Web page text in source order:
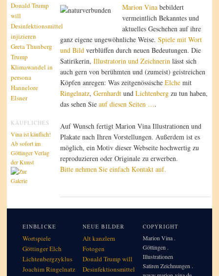
Marion Vinabebildert
vermeintlich Bekanntes und
aktuelles Geschehen auf ihre
ganz eigene ungewöhnliche Weise.Spiele mit Wort
und Bild verblüffen durch neuen Bedeutungen. Die
Satirikerin,Illustratorin und Zeichnerin lässt sich
auch gern von berühmten und (zumeist) geistreichen
Köpfen anregen: Was zeitgenössischeElche mit
Ringelnatz,GernhardtundLichtenberg zu tun haben,
das sehen Sieauf diesen Seiten ….
Auf Wunsch fertigt Marion Vina Illustrationen und
Plakate nach Ihren Vorstellungen. Außerdem ist es
möglich, ein Motiv dieser Webseite hochwertig zu
reproduzieren oder Originale zu erwerben.
Bitte nehmen Sie einfach Kontakt auf.
Donald Trump
will
Desinfektionsmittel
injizieren
Greta Thunberg
Trump
Klimawandel in
per­so­na
Hannelore
Elsner
KÄUFLICHES
Vina ist käuflich!
Ab sofort im
Göttinger Verlag
der Kunst
EINBLICKE
Wortspiele
Göttinger Elch
Lichtenbergzyklus
Joachim Ringelnatz
NEUE BILDER
Alt kanzlern
Fotogen
Donald Trump will
Desinfektionsmittel
COPYRIGHT
Marion Vina .
Göttingen .
Illustrationen
Satiren Zeichnungen .